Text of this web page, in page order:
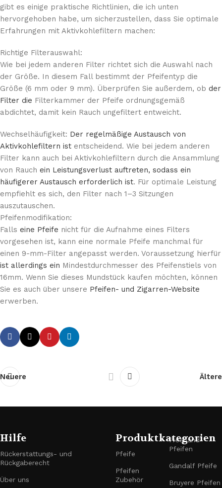
gibt es einige praktische Richtlinien, die ich unten
hervorgehoben habe, um sicherzustellen, dass Sie optimale
Erfahrungen mit Aktivkohlefiltern machen:
Richtige Filterauswahl:
Wie bei jedem anderen Filter richtet sich die Auswahl nach
der Größe. In diesem Fall bestimmt der Pfeifentyp die
Größe (6 mm oder 9 mm). Überprüfen Sie außerdem, ob der
Filter die Filterkammer der Pfeife ordnungsgemäß
abdichtet, damit kein Rauch ungefiltert entweicht.
Wechselhäufigkeit: Der regelmäßige Austausch von
Aktivkohlefiltern ist entscheidend. Wie bei jedem anderen
Filter kann auch bei Aktivkohlefiltern durch die Ansammlung
von Rauch ein Leistungsverlust auftreten, sodass ein
häufigerer Austausch erforderlich ist. Für optimale Leistung
empfiehlt es sich, den Filter nach 1–3 Sitzungen
auszutauschen.
Pfeifenmodifikation:
Falls eine Pfeife nicht für die Aufnahme eines Filters
vorgesehen ist, kann eine normale Pfeife manchmal für
einen 9-mm-Filter angepasst werden. Voraussetzung hierfür
ist allerdings ein Mindestdurchmesser des Pfeifenstiels von
16mm. Wenn Sie dieses Mundstück kaufen möchten, können
Sie es auch über unsere Pfeifen- und Zigarren-Website
erwerben.
Neuere Ältere
Hilfe
Rückerstattungs- und
Rückgaberecht
Über uns
Produktkategorien
Pfeife
Pfeifen
Zubehör
Freehand-
Pfeifen
Gandalf Pfeife
Bruyere Pfeifen